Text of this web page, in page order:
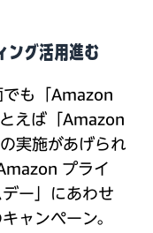
グ活用進む
でも「Amazon
えば「Amazon
実施があげられ
プライ
ー」にあわせ
ャンペーン。